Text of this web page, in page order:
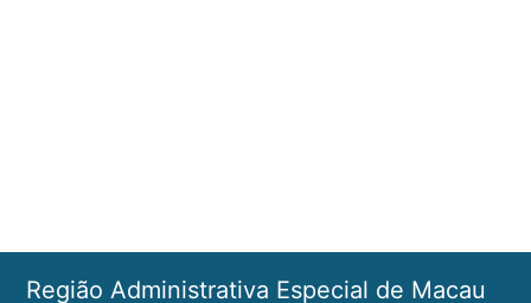
Região Administrativa Especial de Macau